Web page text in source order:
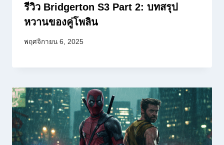
รีวิว Bridgerton S3 Part 2: บทสรุป
หวานของคู่โพลิน
พฤศจิกายน 6, 2025